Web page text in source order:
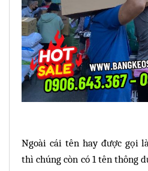
Ngoài cái tên hay được gọi
thì chúng còn có 1 tên thông